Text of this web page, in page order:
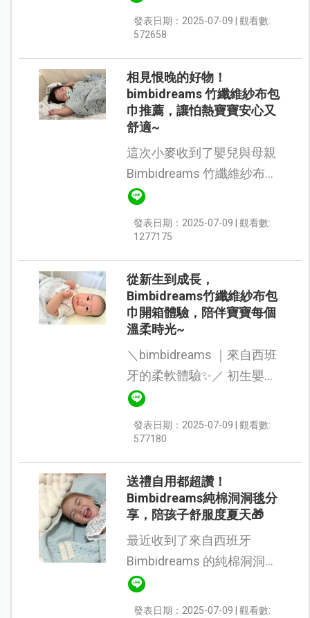
bimbidreams的體驗機會，
開箱的第一眼就先擄獲媽媽
帶點幽默。 ...
發表日期：2025-07-09 | 觀看數:
572658
相見恨晚的好物！
bimbidreams 竹纖維紗布包
巾推薦，讓怕熱寶寶安心又
舒適~
這次小麥收到了嬰兒與母親
Bimbidreams 竹纖維紗布包
巾的試用機會~小麥從月中
出來以後我們就沒有再用包
巾包過了，原本覺得包巾的
想到居然很...
發表日期：2025-07-09 | 觀看數:
1277175
從新生到成長，
Bimbidreams竹纖維紗布包
巾開箱體驗，陪伴寶寶每個
溫柔時光~
＼bimbidreams ｜來自西班
牙的柔軟體驗✨／ 初生嬰兒
都一定會有一條紗布包巾，
不僅寶寶剛出生時能拿來包
裹小寶寶，之後還能當小薄
可以說...
發表日期：2025-07-09 | 觀看數:
577180
送禮自用都超讚！
Bimbidreams純棉洞洞毯分
享，陪孩子舒服度夏天🎁
最近收到了來自西班牙
Bimbidreams 的純棉洞洞
毯，不得不說，它真的是超
級可愛又實用！（看起來就
發表日期：2025-07-09 | 觀看數: